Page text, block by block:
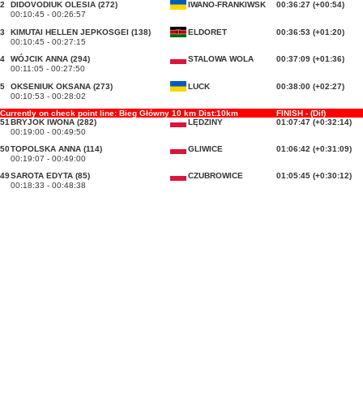
2
DIDOVODIUK OLESIA (272) IWANO-FRANKIWSK
00:36:27 (+00:54)
00:10:45 - 00:26:57
3
KIMUTAI HELLEN JEPKOSGEI (138) ELDORET
00:36:53 (+01:20)
00:10:45 - 00:27:15
4
WÓJCIK ANNA (294) STALOWA WOLA
00:37:09 (+01:36)
00:11:05 - 00:27:50
5
OKSENIUK OKSANA (273) LUCK
00:38:00 (+02:27)
00:10:53 - 00:28:02
Currently on check point line: Bieg Główny 10 km Dist:10km
FINISH - (Dif)
51 BRYJOK IWONA (282) LĘDZINY
01:07:47 (+0:32:14)
00:19:00 - 00:49:50
50TOPOLSKA ANNA (114) GLIWICE
01:06:42 (+0:31:09)
00:19:07 - 00:49:00
49SAROTA EDYTA (85) CZUBROWICE
01:05:45 (+0:30:12)
00:18:33 - 00:48:38